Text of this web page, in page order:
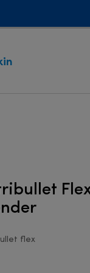
flex